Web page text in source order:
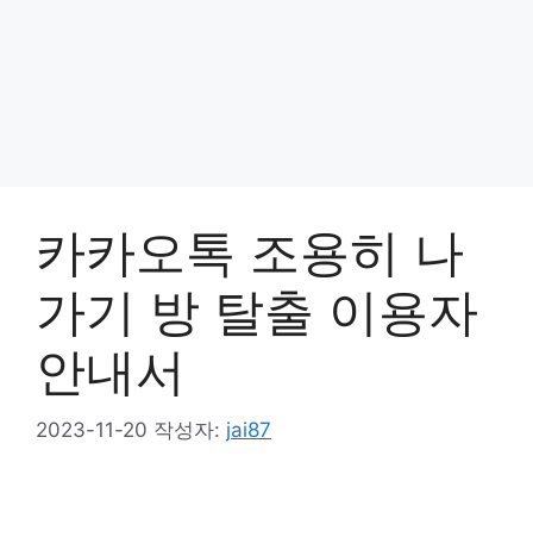
카카오톡 조용히 나
가기 방 탈출 이용자
안내서
2023-11-20 작성자: jai87